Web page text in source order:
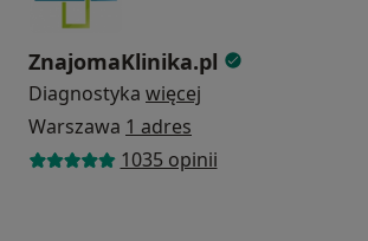
ZnajomaKlinika.pl
Diagnostyka więcej
Warszawa 1 adres
1035 opinii